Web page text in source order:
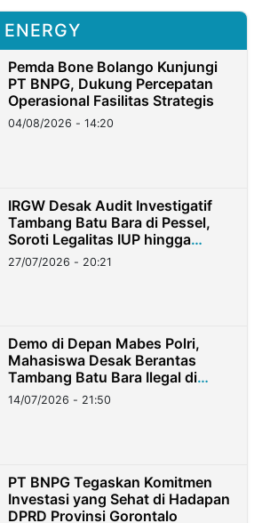
Pemda Bone Bolango Kunjungi
PT BNPG, Dukung Percepatan
Operasional Fasilitas Strategis
04/08/2026 - 14:20
IRGW Desak Audit Investigatif
Tambang Batu Bara di Pessel,
Soroti Legalitas IUP hingga
Stockpile
27/07/2026 - 20:21
Demo di Depan Mabes Polri,
Mahasiswa Desak Berantas
Tambang Batu Bara Ilegal di
Lampung
14/07/2026 - 21:50
PT BNPG Tegaskan Komitmen
Investasi yang Sehat di Hadapan
DPRD Provinsi Gorontalo